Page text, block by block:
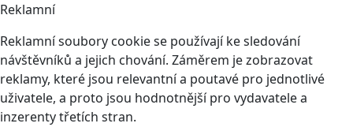
Reklamní
Reklamní soubory cookie se používají ke sledování
návštěvníků a jejich chování. Záměrem je zobrazovat
reklamy, které jsou relevantní a poutavé pro jednotlivé
uživatele, a proto jsou hodnotnější pro vydavatele a
inzerenty třetích stran.